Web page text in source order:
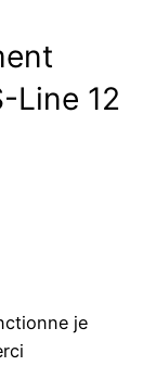
Line 12
je